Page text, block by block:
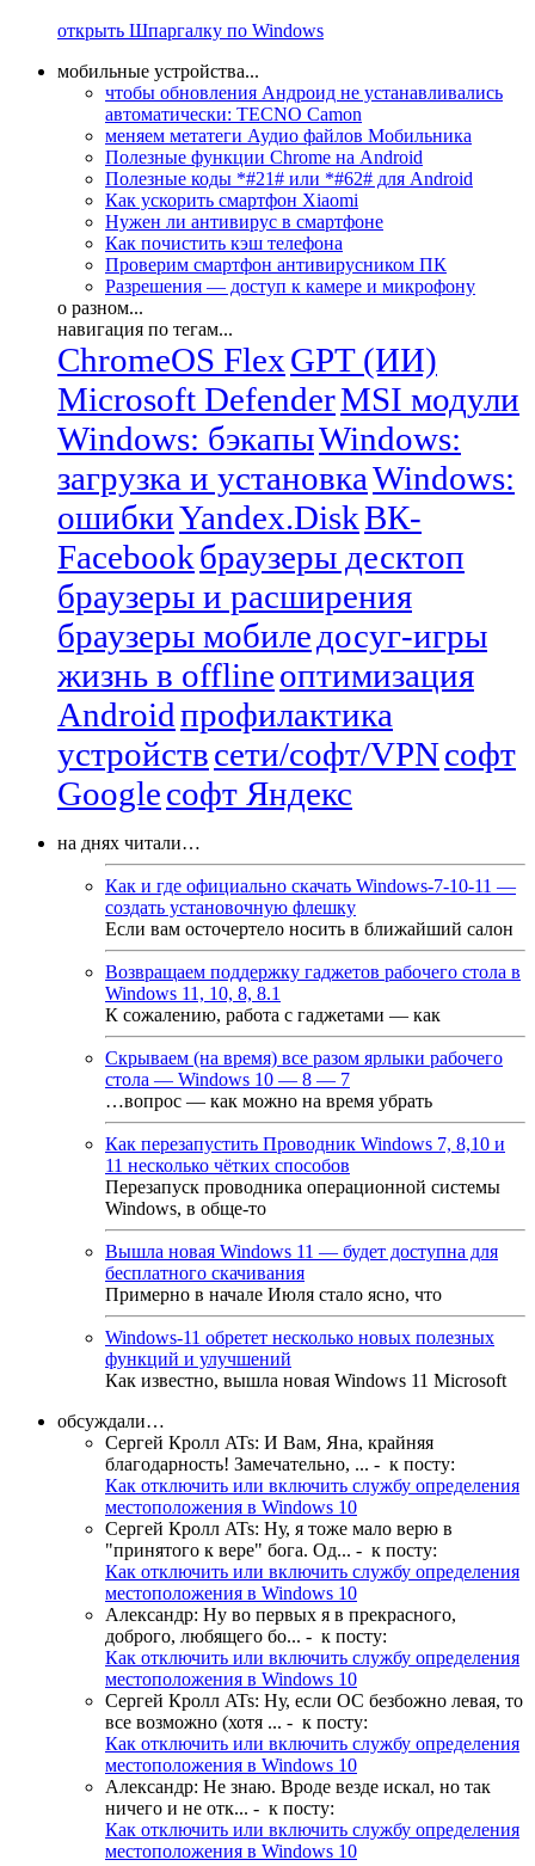
открыть Шпаргалку по Windows
мобильные устройства...
чтобы обновления Андроид не устанавливались
автоматически: TECNO Camon
меняем метатеги Аудио файлов Мобильника
Полезные функции Chrome на Android
Полезные коды *#21# или *#62# для Android
Как ускорить смартфон Xiaomi
Нужен ли антивирус в смартфоне
Как почистить кэш телефона
Проверим смартфон антивирусником ПК
Разрешения — доступ к камере и микрофону
о разном...
навигация по тегам...
ChromeOS FlexGPT (ИИ)
Microsoft DefenderMSI модули
Windows: бэкапыWindows:
загрузка и установкаWindows:
ошибкиYandex.DiskВК-
Facebookбраузеры десктоп
браузеры и расширения
браузеры мобиле досуг-игры
жизнь в offlineоптимизация
Androidпрофилактика
устройствсети/софт/VPNсофт
Googleсофт Яндекс
на днях читали…
Как и где официально скачать Windows-7-10-11 —
создать установочную флешку
Если вам осточертело носить в ближайший салон
Возвращаем поддержку гаджетов рабочего стола в
Windows 11, 10, 8, 8.1
К сожалению, работа с гаджетами — как
Скрываем (на время) все разом ярлыки рабочего
стола — Windows 10 — 8 — 7
…вопрос — как можно на время убрать
Как перезапустить Проводник Windows 7, 8,10 и
11 несколько чётких способов
Перезапуск проводника операционной системы
Windows, в обще-то
Вышла новая Windows 11 — будет доступна для
бесплатного скачивания
Примерно в начале Июля стало ясно, что
Windows-11 обретет несколько новых полезных
функций и улучшений
Как известно, вышла новая Windows 11 Microsoft
обсуждали…
Сергей Кролл ATs: И Вам, Яна, крайняя
благодарность! Замечательно, ... - к посту:
Как отключить или включить службу определения
местоположения в Windows 10
Сергей Кролл ATs: Ну, я тоже мало верю в
"принятого к вере" бога. Од... - к посту:
Как отключить или включить службу определения
местоположения в Windows 10
Александр: Ну во первых я в прекрасного,
доброго, любящего бо... - к посту:
Как отключить или включить службу определения
местоположения в Windows 10
Сергей Кролл ATs: Ну, если ОС безбожно левая, то
все возможно (хотя ... - к посту:
Как отключить или включить службу определения
местоположения в Windows 10
Александр: Не знаю. Вроде везде искал, но так
ничего и не отк... - к посту:
Как отключить или включить службу определения
местоположения в Windows 10